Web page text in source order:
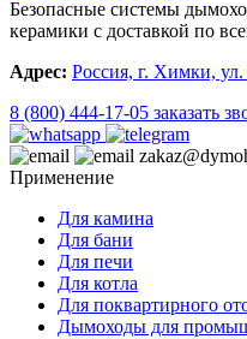
Безопасные системы
керамики с доставкой по
Адрес: Россия, г. Химки,
8 (800) 444-17-05 заказать
Применение
Для камина
Для бани
Для печи
Для котла
Для поквартирного
Дымоходы для